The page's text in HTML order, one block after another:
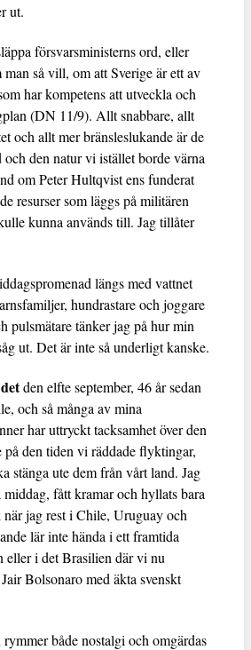
ut.
försvarsministerns ord, eller
så vill, om att Sverige är ett av
har kompetens att utveckla och
(DN 11/9). Allt snabbare, allt
och allt mer bränsleslukande är de
den natur vi istället borde värna
om Peter Hultqvist ens funderat
resurser som läggs på militären
kunna används till. Jag tillåter
längs med vattnet
hundrastare och joggare
pulsmätare tänker jag på hur min
ut. Det är inte så underligt kanske.
den elfte september, 46 år sedan
och så många av mina
har uttryckt tacksamhet över den
på den tiden vi räddade flyktingar,
stänga ute dem från vårt land. Jag
fått kramar och hyllats bara
när jag rest i Chile, Uruguay och
lär inte hända i ett framtida
eller i det Brasilien där vi nu
Bolsonaro med äkta svenskt
både nostalgi och omgärdas